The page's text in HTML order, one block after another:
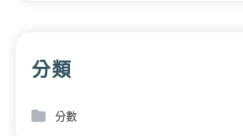
分類
分數